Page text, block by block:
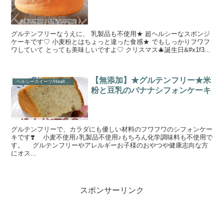
グルテンフリーなうえに、 乳製品も不使用★ 超ヘルシーなスポンジ
ケーキです♡ 小麦粉とはちょっと違った食感★ でもしっかりフワフ
ワしていて とっても美味しいですよ♡ クリスマス🎄誕生日&#x1f3...
【無添加】★グルテンフリー★米
粉と豆乳のバナナシフォンケーキ
グルテンフリーで、カラダにも優しい材料のフワフワのシフォンケー
キです❣️ 小麦不使用♪乳製品不使用♪もちろん化学調味料も不使用で
す。 グルテンフリーやアレルギーお子様のおやつや健康志向な方
にオス...
スポンサーリンク